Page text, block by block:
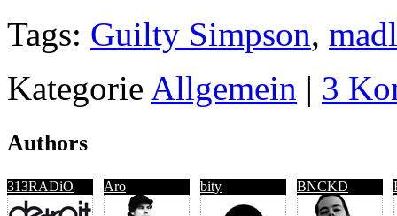
Tags: Guilty Simpson,
Kategorie Allgemein | 3
Authors
313RADiO Aro bity BNCKD